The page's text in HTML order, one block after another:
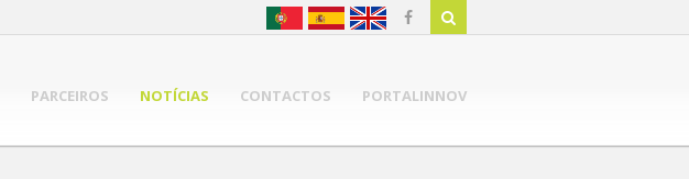
PARCEIROS NOTÍCIAS CONTACTOS PORTALINNOV